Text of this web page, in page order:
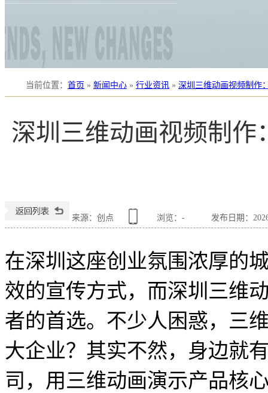
当前位置 ： 首页 » 新闻中心 » 行业资讯 » 深圳三维动画视频制作
深圳三维动画视频制作
来源：创点 浏览： - 发布日期：
在深圳这座创业氛围浓厚的
效的宣传方式，而深圳三维
者的首选。不少人困惑，三
大企业？其实不然，身边就
司，用三维动画演示产品核